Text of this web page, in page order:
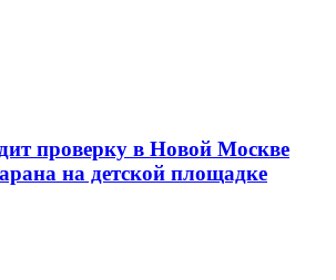
проверку в Новой Москве
на детской площадке